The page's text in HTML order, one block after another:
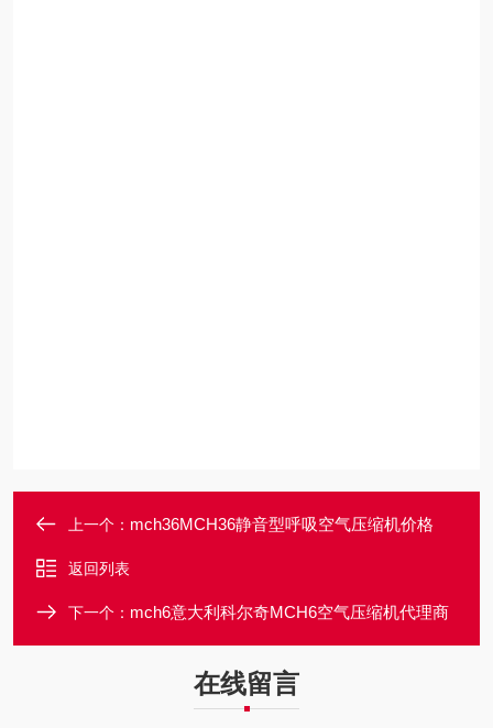
上一个： mch36MCH36静音型呼吸空气压缩机价格
返回列表
下一个： mch6意大利科尔奇MCH6空气压缩机代理商
在线留言